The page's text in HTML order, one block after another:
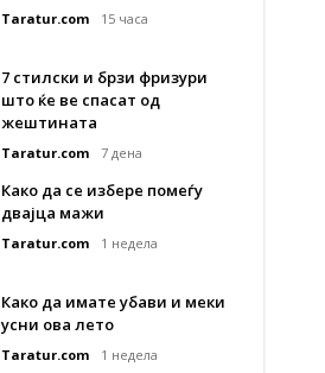
Taratur.com 15 часа
7 стилски и брзи фризури
што ќе ве спасат од
жештината
Taratur.com 7 дена
Како да се избере помеѓу
двајца мажи
Taratur.com 1 недела
Како да имате убави и меки
усни ова лето
Taratur.com 1 недела